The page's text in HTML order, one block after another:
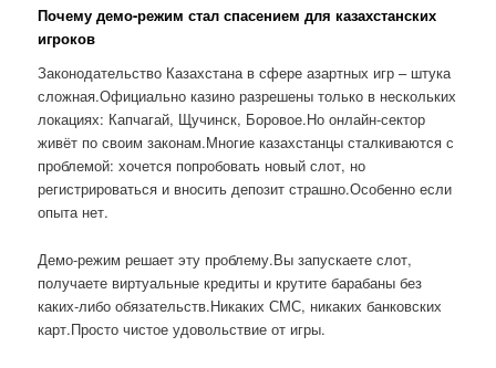
Почему демо-режим стал спасением для казахстанских
игроков
Законодательство Казахстана в сфере азартных игр – штука
сложная.Официально казино разрешены только в нескольких
локациях: Капчагай, Щучинск, Боровое.Но онлайн-сектор
живёт по своим законам.Многие казахстанцы сталкиваются с
проблемой: хочется попробовать новый слот, но
регистрироваться и вносить депозит страшно.Особенно если
опыта нет.
Демо-режим решает эту проблему.Вы запускаете слот,
получаете виртуальные кредиты и крутите барабаны без
каких-либо обязательств.Никаких СМС, никаких банковских
карт.Просто чистое удовольствие от игры.